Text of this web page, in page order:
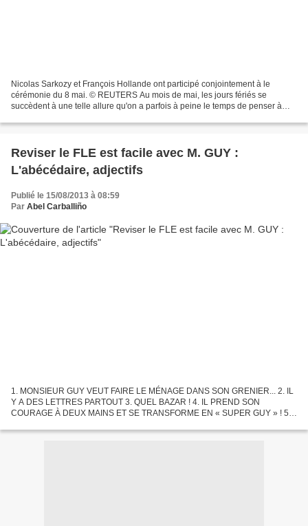
Nicolas Sarkozy et François Hollande ont participé conjointement à le
cérémonie du 8 mai. © REUTERS Au mois de mai, les jours fériés se
succèdent à une telle allure qu'on a parfois à peine le temps de penser à
Reviser le FLE est facile avec M. GUY :
L'abécédaire, adjectifs
Publié le 15/08/2013 à 08:59
Par Abel Carballiño
1. MONSIEUR GUY VEUT FAIRE LE MÉNAGE DANS SON GRENIER... 2. IL
Y A DES LETTRES PARTOUT 3. QUEL BAZAR ! 4. IL PREND SON
COURAGE À DEUX MAINS ET SE TRANSFORME EN « SUPER GUY » ! 5.
LOURDE 7. LA LETTRE...